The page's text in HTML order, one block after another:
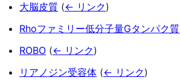
大脳皮質 (← リンク)
Rhoファミリー低分子量Gタンパク質
ROBO (← リンク)
リアノジン受容体 (← リンク)